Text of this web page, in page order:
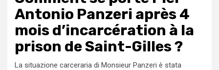
Antonio Panzeri après 4
mois d’incarcération à la
prison de Saint-Gilles ?
La situazione carceraria di Monsieur Panzeri è stata